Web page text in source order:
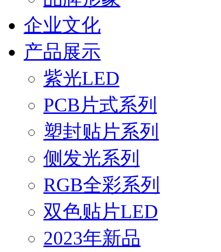
企业文化
产品展示
紫光LED
PCB片式系列
塑封贴片系列
侧发光系列
RGB全彩系列
双色贴片LED
2023年新品